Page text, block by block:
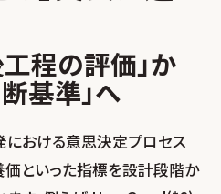
程の評価」か
基準」へ
における意思決定プロセス
価といった指標を設計段階か